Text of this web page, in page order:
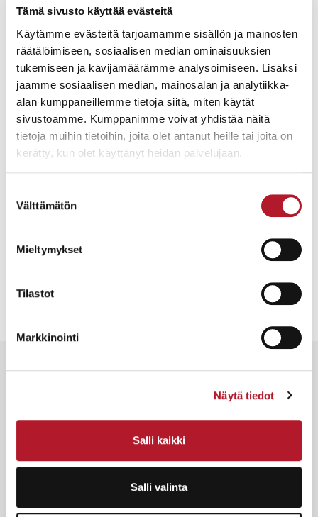
Tämä sivusto käyttää evästeitä
Käytämme evästeitä tarjoamamme sisällön ja mainosten
räätälöimiseen, sosiaalisen median ominaisuuksien
tukemiseen ja kävijämäärämme analysoimiseen. Lisäksi
jaamme sosiaalisen median, mainosalan ja analytiikka-
alan kumppaneillemme tietoja siitä, miten käytät
sivustoamme. Kumppanimme voivat yhdistää näitä
tietoja muihin tietoihin, joita olet antanut heille tai joita on
kerätty, kun olet käyttänyt heidän palvelujaan.
valinta
Välttämätön
Mieltymykset
Tilastot
Markkinointi
Näytä tiedot
Salli kaikki
Salli valinta
Huhtikuun kuukausihuutokauppa järjestetään 5.–6.4.2018 klo
17.00alkaen. Esineisiin voi tutustua näyttöpäivänä 4.4.2018 klo
12.00–19.00 sekä huutokauppapäivinä klo 15.00–17.00.
{{cta(’05089172-a261-42cf-a6b2-757f75548270’)}}
Katso kaikki